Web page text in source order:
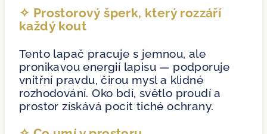
✧ Prostorový šperk, který rozzáří
každý kout
Tento lapač pracuje s jemnou, ale
pronikavou energií lapisu — podporuje
vnitřní pravdu, čirou mysl a klidné
rozhodování. Oko bdí, světlo proudí a
prostor získává pocit tiché ochrany.